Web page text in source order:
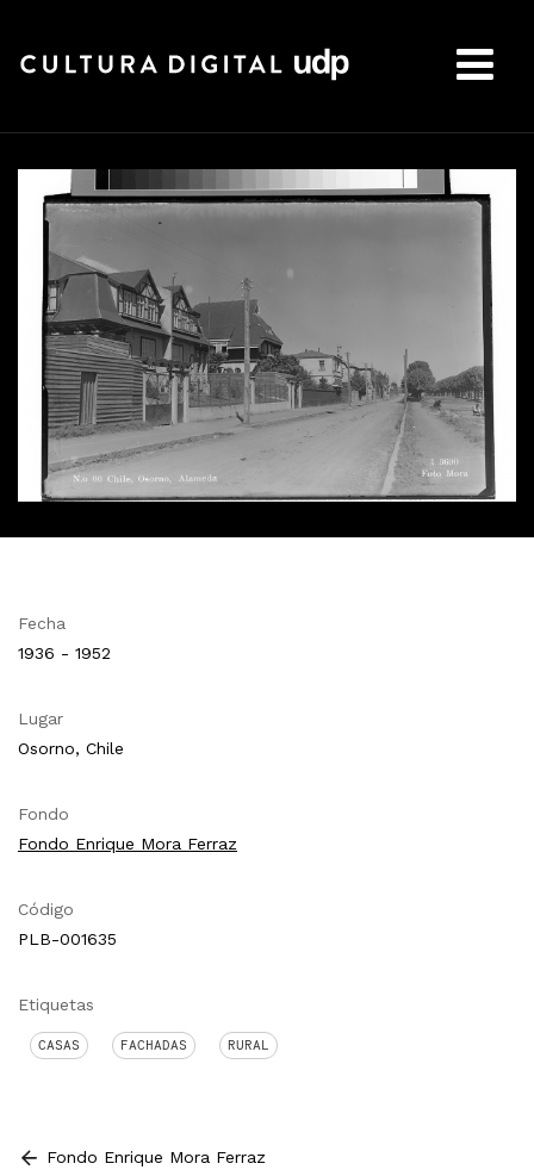
Fecha
1936 - 1952
Lugar
Osorno, Chile
Fondo
Fondo Enrique Mora Ferraz
Código
PLB-001635
Etiquetas
CASAS FACHADAS RURAL
Fondo Enrique Mora Ferraz